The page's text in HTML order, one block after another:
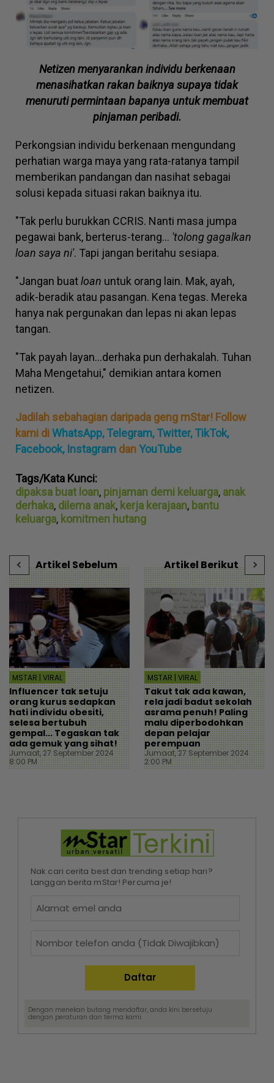
Netizen menyarankan individu berkenaan
menasihatkan rakan baiknya supaya tidak
menuruti permintaan bapanya untuk membuat
pinjaman peribadi.
Perkongsian individu berkenaan mengundang
perhatian warga maya yang rata-ratanya tampil
memberikan pandangan dan nasihat sebagai
solusi kepada situasi rakan baiknya itu.
"Tak perlu burukkan CCRIS. Nanti masa jumpa
pegawai bank, berterus-terang... 'tolong gagalkan
loan saya ni'. Tapi jangan beritahu sesiapa.
"Jangan buatloan untuk orang lain. Mak, ayah,
adik-beradik atau pasangan. Kena tegas. Mereka
hanya nak pergunakan dan lepas ni akan lepas
tangan.
"Tak payah layan...derhaka pun derhakalah. Tuhan
Maha Mengetahui," demikian antara komen
netizen.
Jadilah sebahagian daripada geng mStar! Follow
kami diWhatsApp,Telegram, Twitter, TikTok,
Facebook, Instagram danYouTube
Tags/Kata Kunci:
dipaksa buat loan, pinjaman demi keluarga, anak
derhaka, dilema anak, kerja kerajaan, bantu
keluarga, komitmen hutang
Artikel Sebelum
MSTAR | VIRAL
Influencer tak setuju
orang kurus sedapkan
hati individu obesiti,
selesa bertubuh
gempal... Tegaskan tak
ada gemuk yang sihat!
Jumaat, 27 September 2024
8:00 PM
Artikel Berikut
MSTAR | VIRAL
Takut tak ada kawan,
rela jadi badut sekolah
asrama penuh! Paling
malu diperbodohkan
depan pelajar
perempuan
Jumaat, 27 September 2024
2:00 PM
Nak cari cerita best dan trending setiap hari?
Langgan berita mStar! Percuma je!
Dengan menekan butang mendaftar, anda kini bersetuju
dengan peraturan dan terma kami.